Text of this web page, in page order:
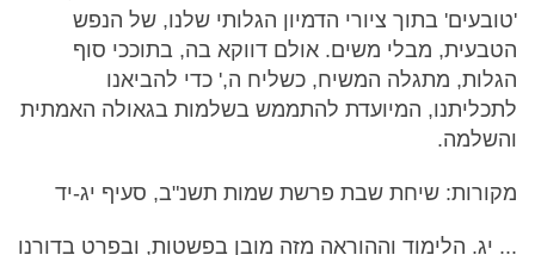
'טובעים' בתוך ציורי הדמיון הגלותי שלנו, של הנפש
הטבעית, מבלי משים. אולם דווקא בה, בתוככי סוף
הגלות, מתגלה המשיח, כשליח ה,' כדי להביאנו
לתכליתנו, המיועדת להתממש בשלמות בגאולה האמתית
והשלמה.
מקורות: שיחת שבת פרשת שמות תשנ"ב, סעיף יג-יד
... יג. הלימוד וההוראה מזה מובן בפשטות, ובפרט בדורנו